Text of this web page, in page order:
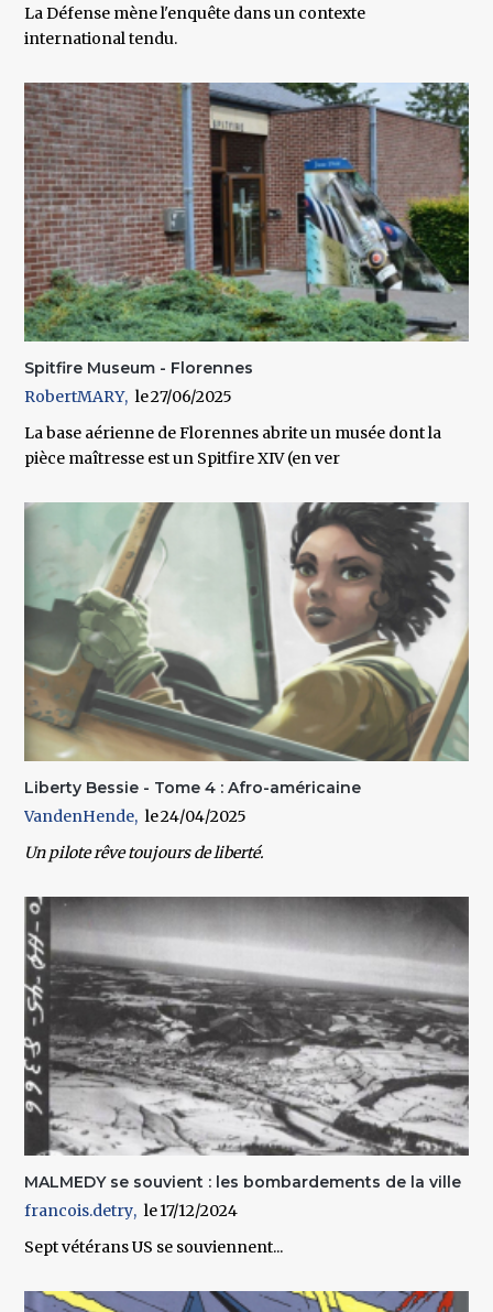
La Défense mène l'enquête dans un contexte
international tendu.
Spitfire Museum - Florennes
RobertMARY
27/06/2025
La base aérienne de Florennes abrite un musée dont la
pièce maîtresse est un Spitfire XIV (en ver
Liberty Bessie - Tome 4 : Afro-américaine
VandenHende
24/04/2025
Un pilote rêve toujours de liberté.
MALMEDY se souvient : les bombardements de la ville
francois.detry
17/12/2024
Sept vétérans US se souviennent...